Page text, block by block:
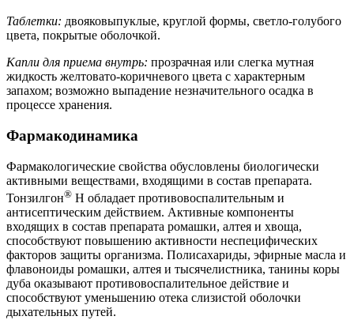
Таблетки: двояковыпуклые, круглой формы, светло-голубого
цвета, покрытые оболочкой.
Капли для приема внутрь: прозрачная или слегка мутная
жидкость желтовато-коричневого цвета с характерным
запахом; возможно выпадение незначительного осадка в
процессе хранения.
Фармакодинамика
Фармакологические свойства обусловлены биологически
активными веществами, входящими в состав препарата.
Тонзилгон® Н обладает противовоспалительным и
антисептическим действием. Активные компоненты
входящих в состав препарата ромашки, алтея и хвоща,
способствуют повышению активности неспецифических
факторов защиты организма. Полисахариды, эфирные масла и
флавоноиды ромашки, алтея и тысячелистника, танины коры
дуба оказывают противовоспалительное действие и
способствуют уменьшению отека слизистой оболочки
дыхательных путей.